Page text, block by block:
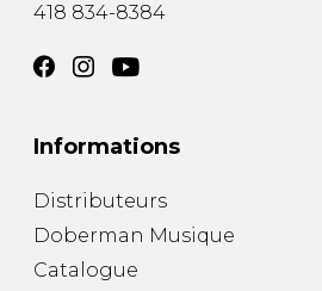
418 834-8384
Informations
Distributeurs
Doberman Musique
Catalogue